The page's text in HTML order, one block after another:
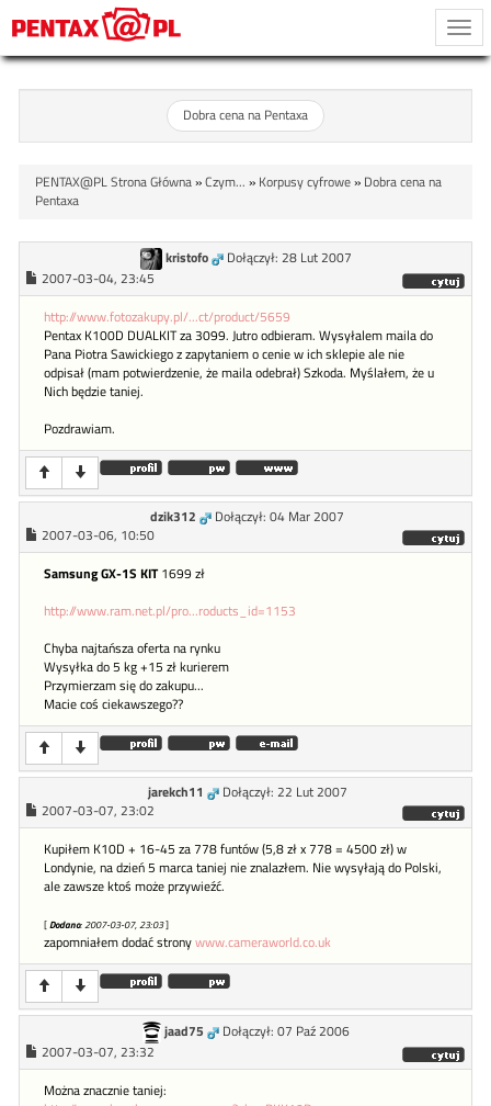
Dobra cena na Pentaxa
PENTAX@PL Strona Główna»Czym... » Korpusy cyfrowe» Dobra cena na
Pentaxa
kristofo
Dołączył: 28 Lut 2007
2007-03-04, 23:45
http://www.fotozakupy.pl/...ct/product/5659
Pentax K100D DUALKIT za 3099. Jutro odbieram. Wysyłalem maila do
Pana Piotra Sawickiego z zapytaniem o cenie w ich sklepie ale nie
odpisał (mam potwierdzenie, że maila odebrał) Szkoda. Myślałem, że u
Nich będzie taniej.
Pozdrawiam.
dzik312
Dołączył: 04 Mar 2007
2007-03-06, 10:50
Samsung GX-1S KIT1699 zł
http://www.ram.net.pl/pro...roducts_id=1153
Chyba najtańsza oferta na rynku
Wysyłka do 5 kg +15 zł kurierem
Przymierzam się do zakupu...
Macie coś ciekawszego??
jarekch11
Dołączył: 22 Lut 2007
2007-03-07, 23:02
Kupiłem K10D + 16-45 za 778 funtów (5,8 zł x 778 = 4500 zł) w
Londynie, na dzień 5 marca taniej nie znalazłem. Nie wysyłają do Polski,
ale zawsze ktoś może przywieźć.
[Dodano: 2007-03-07, 23:03]
zapomniałem dodać stronywww.cameraworld.co.uk
jaad75
Dołączył: 07 Paź 2006
2007-03-07, 23:32
Można znacznie taniej: